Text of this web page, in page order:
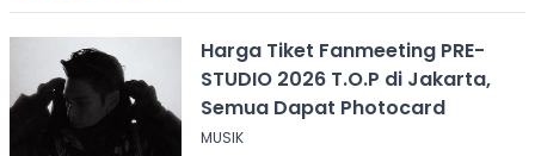
Harga Tiket Fanmeeting PRE-
STUDIO 2026 T.O.P di Jakarta,
Semua Dapat Photocard
MUSIK